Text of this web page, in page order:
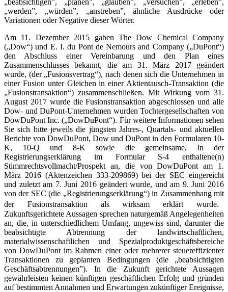
„werden”, „würden”, „anstreben”, ähnliche Ausdrücke oder
Variationen oder Negative dieser Wörter.
Am 11. Dezember 2015 gaben The Dow Chemical Company
(„Dow“) und E. I. du Pont de Nemours and Company („DuPont“)
den Abschluss einer Vereinbarung und den Plan eines
Zusammenschlusses bekannt, die am 31. März 2017 geändert
wurde, (der „Fusionsvertrag“), nach denen sich die Unternehmen in
einer Fusion unter Gleichen in einer Aktientausch-Transaktion (die
„Fusionstransaktion“) zusammenschließen. Mit Wirkung vom 31.
August 2017 wurde die Fusionstransaktion abgeschlossen und alle
Dow- und DuPont-Unternehmen wurden Tochtergesellschaften von
DowDuPont Inc. („DowDuPont“). Für weitere Informationen sehen
Sie sich bitte jeweils die jüngsten Jahres-, Quartals- und aktuellen
Berichte von DowDuPont, Dow und DuPont in den Formularen 10-
K, 10-Q und 8-K sowie die gemeinsame, in der
Registrierungserklärung im Formular S-4 enthaltene(n)
Stimmrechtsvollmacht/Prospekt an, die von DowDuPont am 1.
März 2016 (Aktenzeichen 333-209869) bei der SEC eingereicht
und zuletzt am 7. Juni 2016 geändert wurde, und am 9. Juni 2016
von der SEC (die „Registrierungserklärung“) in Zusammenhang mit
der Fusionstransaktion als wirksam erklärt wurde.
Zukunftsgerichtete Aussagen sprechen naturgemäß Angelegenheiten
an, die, in unterschiedlichem Umfang, ungewiss sind, darunter die
beabsichtigte Abtrennung der landwirtschaftlichen,
materialwissenschaftlichen und Spezialproduktgeschäftsbereiche
von DowDuPont im Rahmen einer oder mehrerer steuereffizienter
Transaktionen zu geplanten Bedingungen (die „beabsichtigten
Geschäftsabtrennungen”). In die Zukunft gerichtete Aussagen
gewährleisten keinen künftigen geschäftlichen Erfolg und gründen
auf bestimmten Annahmen und Erwartungen zukünftiger Ereignisse,